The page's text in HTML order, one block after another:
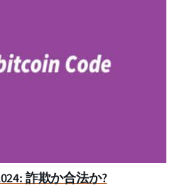
詐欺か合法か?